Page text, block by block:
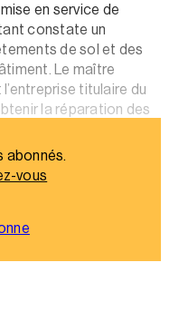
en service de
constate un
de sol et des
Le maître
titulaire du
la réparation des
abonnés.
vous